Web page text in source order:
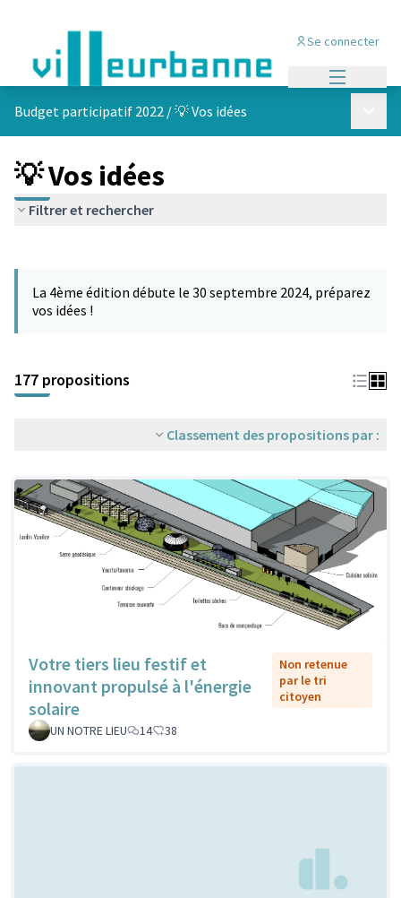
Se connecter
Budget participatif 2022 /💡 Vos idées
💡 Vos idées
Filtrer et rechercher
−
La 4ème édition débute le 30 septembre 2024, préparez
vos idées !
177 propositions
Classement des propositions par :
Votre tiers lieu festif et
innovant propulsé à l'énergie
solaire
Non retenue
par le tri
citoyen
UN NOTRE LIEU 14 38